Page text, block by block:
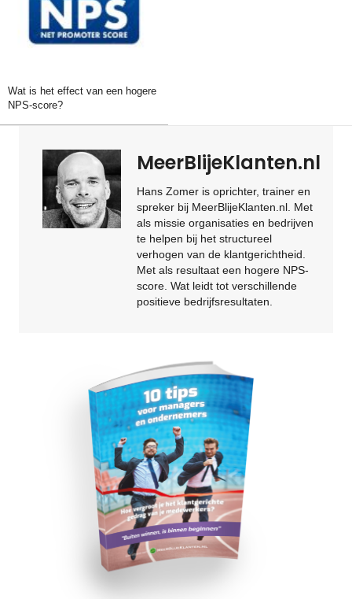
Wat is het effect van een hogere
NPS-score?
MeerBlijeKlanten.nl
Hans Zomer is oprichter, trainer en
spreker bij MeerBlijeKlanten.nl. Met
als missie organisaties en bedrijven
te helpen bij het structureel
verhogen van de klantgerichtheid.
Met als resultaat een hogere NPS-
score. Wat leidt tot verschillende
positieve bedrijfsresultaten.